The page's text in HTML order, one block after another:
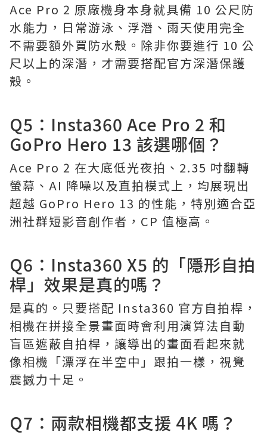
Ace Pro 2 原廠機身本身就具備 10 公尺防
水能力，日常游泳、浮潛、雨天使用完全
不需要額外買防水殼。除非你要進行 10 公
尺以上的深潛，才需要搭配官方深潛保護
殼。
Q5：Insta360 Ace Pro 2 和
GoPro Hero 13 該選哪個？
Ace Pro 2 在大底低光夜拍、2.35 吋翻轉
螢幕、AI 降噪以及直拍模式上，均展現出
超越 GoPro Hero 13 的性能，特別適合亞
洲社群短影音創作者，CP 值極高。
Q6：Insta360 X5 的「隱形自拍
桿」效果是真的嗎？
是真的。只要搭配 Insta360 官方自拍桿，
相機在拼接全景畫面時會利用演算法自動
盲區遮蔽自拍桿，讓導出的畫面看起來就
像相機「漂浮在半空中」跟拍一樣，視覺
震撼力十足。
Q7：兩款相機都支援 4K 嗎？